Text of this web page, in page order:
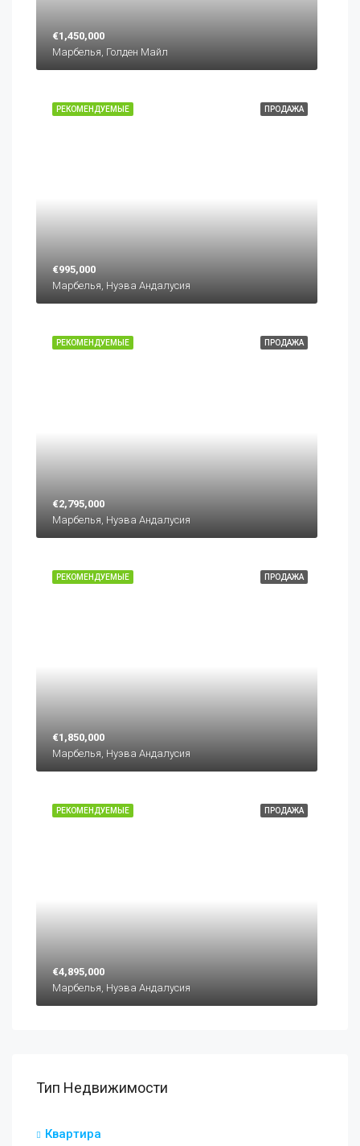
€1,450,000
Марбелья, Голден Майл
ПРОДАЖА
РЕКОМЕНДУЕМЫЕ
€995,000
Марбелья, Нуэва Андалусия
ПРОДАЖА
РЕКОМЕНДУЕМЫЕ
€2,795,000
Марбелья, Нуэва Андалусия
ПРОДАЖА
РЕКОМЕНДУЕМЫЕ
€1,850,000
Марбелья, Нуэва Андалусия
ПРОДАЖА
РЕКОМЕНДУЕМЫЕ
€4,895,000
Марбелья, Нуэва Андалусия
Тип Недвижимости
Квартира